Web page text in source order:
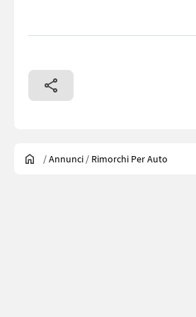
/Annunci / Rimorchi Per Auto